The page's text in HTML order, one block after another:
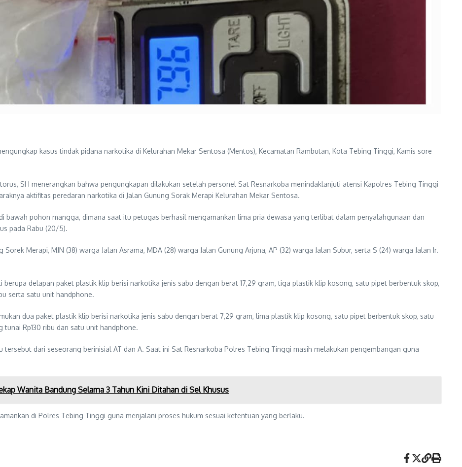
kasus tindak pidana narkotika di Kelurahan Mekar Sentosa (Mentos), Kecamatan Rambutan, Kota Tebing Tinggi, Kamis sore
SH menerangkan bahwa pengungkapan dilakukan setelah personel Sat Resnarkoba menindaklanjuti atensi Kapolres Tebing Tinggi
aktifitas peredaran narkotika di Jalan Gunung Sorak Merapi Kelurahan Mekar Sentosa.
bawah pohon mangga, dimana saat itu petugas berhasil mengamankan lima pria dewasa yang terlibat dalam penyalahgunaan dan
pada Rabu (20/5).
Merapi, MJN (38) warga Jalan Asrama, MDA (28) warga Jalan Gunung Arjuna, AP (32) warga Jalan Subur, serta S (24) warga Jalan Ir.
delapan paket plastik klip berisi narkotika jenis sabu dengan berat 17,29 gram, tiga plastik klip kosong, satu pipet berbentuk skop,
serta satu unit handphone.
dua paket plastik klip berisi narkotika jenis sabu dengan berat 7,29 gram, lima plastik klip kosong, satu pipet berbentuk skop, satu
Rp130 ribu dan satu unit handphone.
dari seseorang berinisial AT dan A. Saat ini Sat Resnarkoba Polres Tebing Tinggi masih melakukan pengembangan guna
Wanita Bandung Selama 3 Tahun Kini Ditahan di Sel Khusus
di Polres Tebing Tinggi guna menjalani proses hukum sesuai ketentuan yang berlaku.